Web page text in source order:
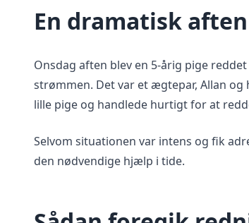
En dramatisk
Onsdag aften blev en 5-årig pige
strømmen. Det var et ægtepar, Allan og
lille pige og handlede hurtigt for at
Selvom situationen var intens og fik
den nødvendige hjælp i tide.